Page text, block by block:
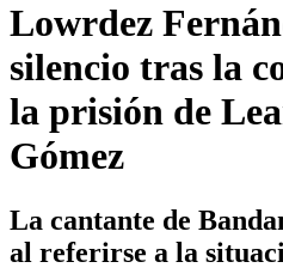
Lowrdez
silencio tras la
la prisión de
Gómez
La cantante de
al referirse a la